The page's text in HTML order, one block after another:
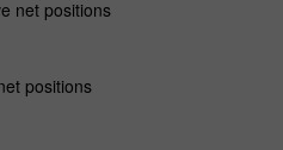
net positions
positions